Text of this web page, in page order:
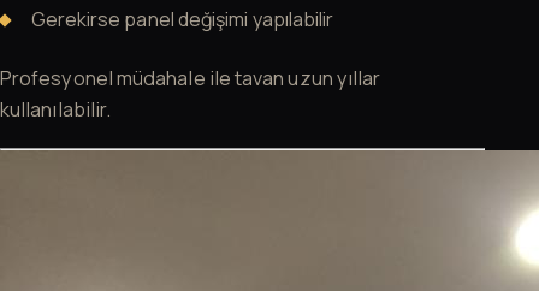
Gerekirse panel değişimi yapılabilir
Profesyonel müdahale ile tavan uzun yıllar
kullanılabilir.